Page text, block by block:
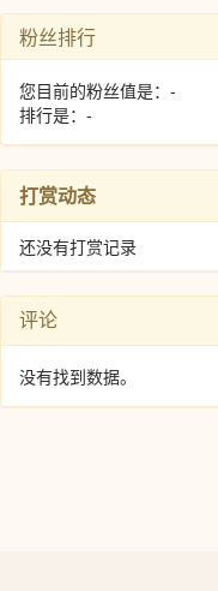
粉丝排行
您目前的粉丝值是：-
排行是：-
打赏动态
还没有打赏记录
评论
没有找到数据。